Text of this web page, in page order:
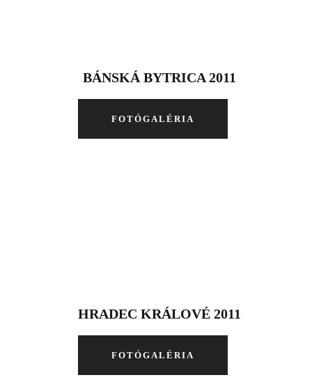
BÁNSKÁ BYTRICA 2011
FOTÓGALÉRIA
HRADEC KRÁLOVÉ 2011
FOTÓGALÉRIA